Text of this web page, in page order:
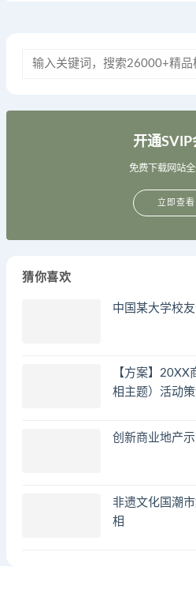
开通SVIP
免费下载网站
立即查看
猜你喜欢
中国某大学校
【方案】20XX
相主题）活动
创新商业地产
非遗文化国潮
相